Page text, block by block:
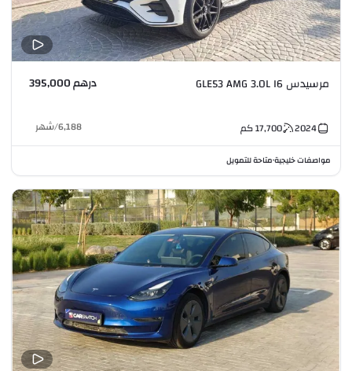
مرسيدس GLE53 AMG 3.0L I6 درهم 395,000
2024
17,700كم 6,188
/شهر
مواصفات خليجية•متاحة للتمويل